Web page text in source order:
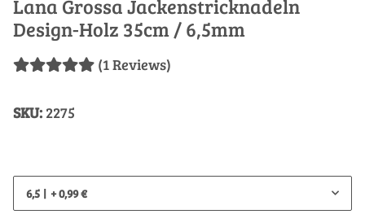
Lana Grossa Jackenstricknadeln
Design-Holz 35cm / 6,5mm
(1 Reviews)
SKU: 2275
6,5 + 0,99 €